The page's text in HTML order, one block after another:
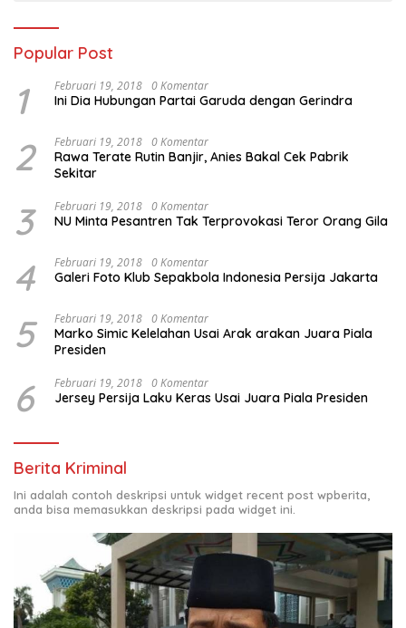
Popular Post
1 Februari 19, 2018 0 Komentar
Ini Dia Hubungan Partai Garuda dengan Gerindra
2 Februari 19, 2018 0 Komentar
Rawa Terate Rutin Banjir, Anies Bakal Cek Pabrik
Sekitar
3 Februari 19, 2018 0 Komentar
NU Minta Pesantren Tak Terprovokasi Teror Orang Gila
4 Februari 19, 2018 0 Komentar
Galeri Foto Klub Sepakbola Indonesia Persija Jakarta
5 Februari 19, 2018 0 Komentar
Marko Simic Kelelahan Usai Arak arakan Juara Piala
Presiden
6 Februari 19, 2018 0 Komentar
Jersey Persija Laku Keras Usai Juara Piala Presiden
Berita Kriminal
Ini adalah contoh deskripsi untuk widget recent post wpberita,
anda bisa memasukkan deskripsi pada widget ini.